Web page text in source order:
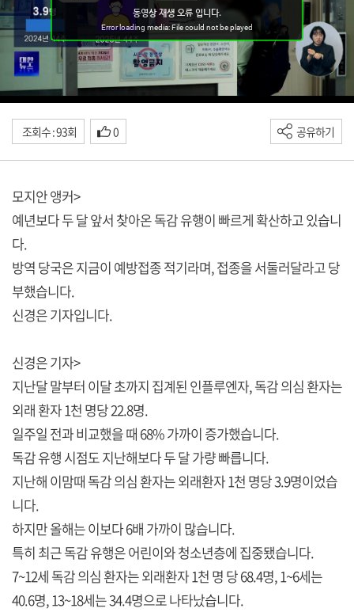
조회수 : 93회 0 공유하기
모지안 앵커>
예년보다 두 달 앞서 찾아온 독감 유행이 빠르게 확산하고 있습니
다.
방역 당국은 지금이 예방접종 적기라며, 접종을 서둘러달라고 당
부했습니다.
신경은 기자입니다.
신경은 기자>
지난달 말부터 이달 초까지 집계된 인플루엔자, 독감 의심 환자는
외래 환자 1천 명당 22.8명.
일주일 전과 비교했을 때 68% 가까이 증가했습니다.
독감 유행 시점도 지난해보다 두 달 가량 빠릅니다.
지난해 이맘때 독감 의심 환자는 외래환자 1천 명당 3.9명이었습
니다.
하지만 올해는 이보다 6배 가까이 많습니다.
특히 최근 독감 유행은 어린이와 청소년층에 집중됐습니다.
7~12세 독감 의심 환자는 외래환자 1천 명 당 68.4명, 1~6세는
40.6명, 13~18세는 34.4명으로 나타났습니다.